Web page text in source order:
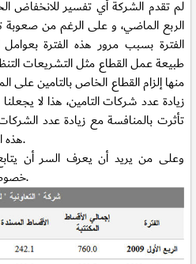
لم تقدم الشركة أي تفسير للانخفاض
الربع الماضي، و على الرغم من
الفترة بسبب مرور هذه الفترة
طبيعة عمل القطاع مثل التشريعات
منها إلزام القطاع الخاص بالتامين
زيادة عدد شركات التامين، هذا لا
تأثرت بالمنافسة مع زيادة عدد
هذه الشركات حصص اكبر من السوق.
وعلى من يريد أن يعرف السر أن
خصوصا الكبرى منها (ميد غلف و بوبا).